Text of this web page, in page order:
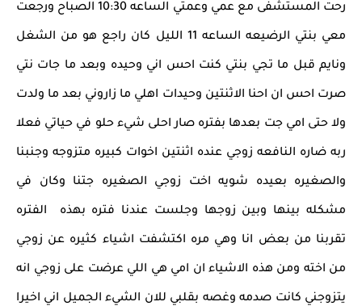
رحت المستشفى مع عمي وعمتي الساعه 10:30 الصباح ورجعت
معي بنتي الرضيعه الساعه 11 الليل كان راجع هو من الشغل
ونايم قبل ما تجي بنتي كنت احس اني وحيده وبعد ما جات نتي
صرت احس ان احنا الاثنتين وحيدات اهلي ما زاروني بعد ما ولدت
ولا حتى امي جت بعدها بفتره صار احلى شيء حلو في حياتي فعلا
ربه ضاره النافعه زوجي عنده اثنتين اخوات كبيره متزوجه وجنبنا
والصغيره بعيده شويه اخت زوجي الصغيره جتنا وكان في
مشكله بينها وبين زوجها وجلست عندنا فتره بهذه الفتره
تقربنا من بعض انا وهي مره اكتشفت اشياء كثيره عن زوجي
من اخته ومن هذه الاشياء ان امي هي اللي عرضت على زوجي انه
يتزوجني كانت صدمه وغصه بقلبي للان الشيء الجميل اني اخيرا